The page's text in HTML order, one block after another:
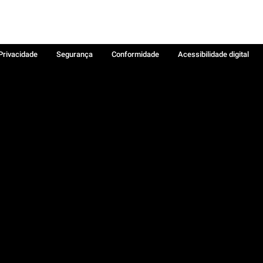
Segurança Conformidade
Acessibilidade digital